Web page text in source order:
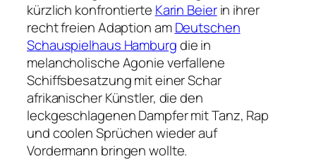
kürzlich konfrontierte Karin Beierin ihrer
recht freien Adaption amDeutschen
Schauspielhaus Hamburgdie in
melancholische Agonie verfallene
Schiffsbesatzung mit einer Schar
afrikanischer Künstler, die den
leckgeschlagenen Dampfer mit Tanz, Rap
und coolen Sprüchen wieder auf
Vordermann bringen wollte.